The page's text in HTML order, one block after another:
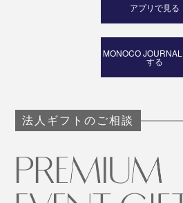
アプリで見る
MONOCO
する
法人ギフトのご相談